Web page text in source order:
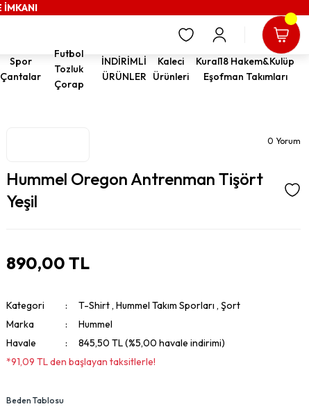
İMKANI
Spor
Çantalar
Futbol
Tozluk
Çorap
İNDİRİMLİ
ÜRÜNLER
Kaleci
Ürünleri
Kural18 Hakem&Kulüp
Eşofman Takımları
0 Yorum
Hummel Oregon Antrenman Tişört
Yeşil
890,00 TL
Kategori T-Shirt, Hummel Takım Sporları , Şort
Marka
Hummel
Havale
845,50 TL (%5,00 havale indirimi)
*91,09 TL den başlayan taksitlerle!
Beden Tablosu